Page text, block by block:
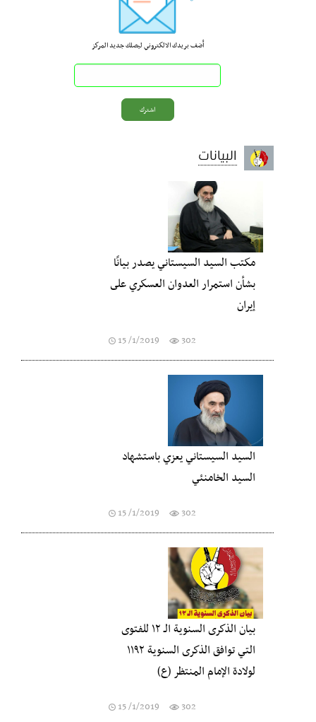
أضف بريدك الالكتروني ليصلك جديد المركز
البيانات
مكتب السيد السيستاني يصدر بيانًا
بشأن استمرار العدوان العسكري على
إيران
15 /1/2019 302
السيد السيستاني يعزي باستشهاد
السيد الخامنئي
15 /1/2019 302
بيان الذكرى السنوية الـ ١٢ للفتوى
التي توافق الذكرى السنوية ١١٩٢
لولادة الإمام المنتظر (ع)
15 /1/2019 302